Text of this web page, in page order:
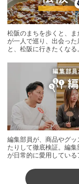
松阪のまちを歩くと、
が一人で巡り、出会っ
と、松阪に行きたくなる。
編集部員が、商品やグ
たりして徹底検証。編
が日常的に愛用している